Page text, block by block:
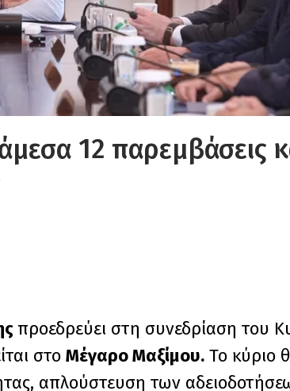
12 παρεμβάσεις
προεδρεύει στη συνεδρίαση του
στο Μέγαρο Μαξίμου. Το κύριο
απλούστευση των